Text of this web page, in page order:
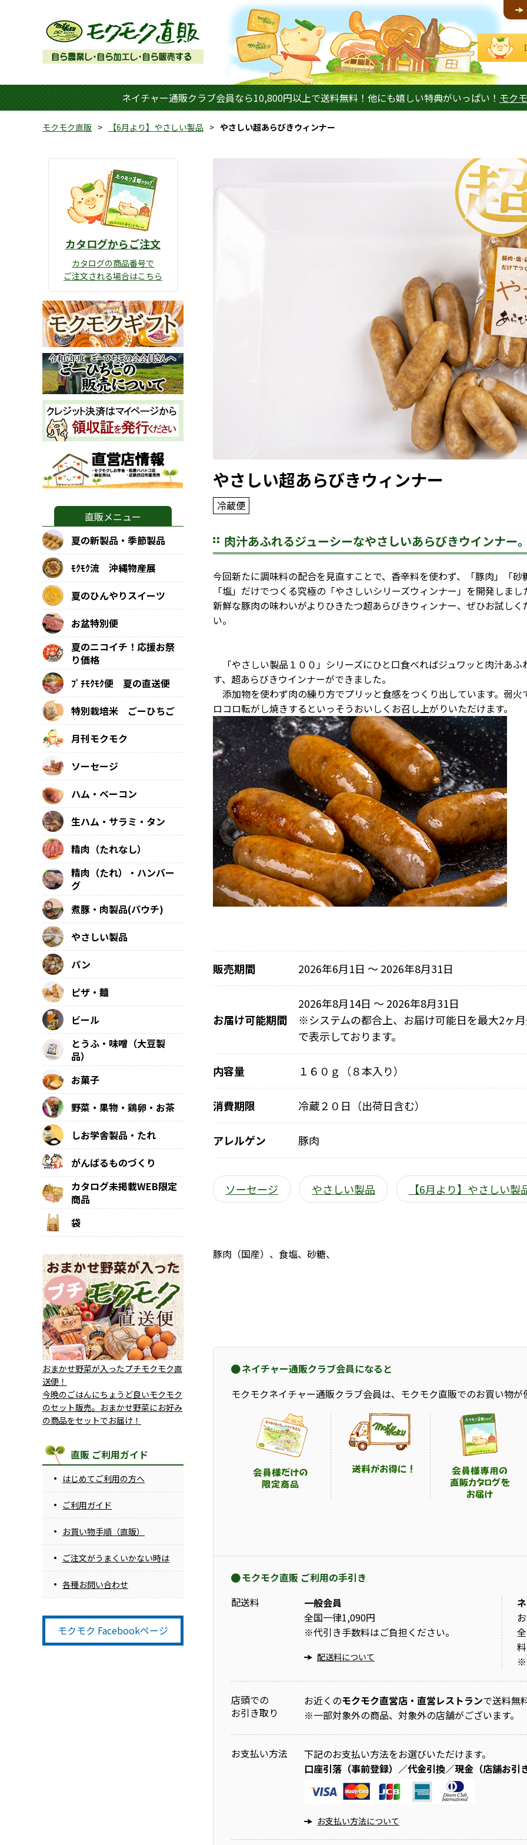
ネイチャー通販クラブ会員なら10,800円以上で送料無料！他にも嬉しい特典がいっぱい！ モク
モクモク直販 【6月より】やさしい製品 やさしい超あらびきウィンナー
やさしい超あらびきウィンナー
冷蔵便
肉汁あふれるジューシーなやさしいあらびきウインナー
今回新たに調味料の配合を見直すことで、香辛料を使わず、「豚肉」「砂
「塩」だけでつくる究極の「やさしいシリーズウィンナー」を開発しまし
新鮮な豚肉の味わいがよりひきたつ超あらびきウィンナー、ぜひお試しく
い。
「やさしい製品１００」シリーズにひと口食べればジュワッと肉汁あふ
す、超あらびきウインナーができました。
添加物を使わず肉の練り方でプリッと食感をつくり出しています。弱火
ロコロ転がし焼きするといっそうおいしくお召し上がりいただけます。
販売期間 2026年6月1日 〜 2026年8月31日
お届け可能期間
2026年8月14日 ～ 2026年8月31日
※システムの都合上、お届け可能日を最大2ヶ
で表示しております。
内容量 １６０ｇ（８本入り）
消費期限 冷蔵２０日（出荷日含む）
アレルゲン 豚肉
ソーセージ やさしい製品 【6月より】やさしい製
豚肉（国産）、食塩、砂糖、
カタログからご注文
カタログの商品番号で
ご注文される場合はこちら
直販メニュー
夏の新製品・季節製品
ﾓｸﾓｸ流 沖縄物産展
夏のひんやりスイーツ
お盆特別便
夏のニコイチ！応援お祭
り価格
ﾌﾟﾁﾓｸﾓｸ便 夏の直送便
特別栽培米 ごーひちご
月刊モクモク
ソーセージ
ハム・ベーコン
生ハム・サラミ・タン
精肉（たれなし）
精肉（たれ）・ハンバー
グ
煮豚・肉製品(パウチ)
やさしい製品
パン
ピザ・麺
ビール
とうふ・味噌（大豆製
品）
お菓子
野菜・果物・鶏卵・お茶
しお学舎製品・たれ
がんばるものづくり
カタログ未掲載WEB限定
商品
袋
おまかせ野菜が入ったプチモクモク直
送便！
今晩のごはんにちょうど良いモクモク
のセット販売。おまかせ野菜にお好み
の商品をセットでお届け！
直販 ご利用ガイド
はじめてご利用の方へ
ご利用ガイド
お買い物手順（直販）
ご注文がうまくいかない時は
各種お問い合わせ
モクモク Facebookページ
ネイチャー通販クラブ会員になると
モクモクネイチャー通販クラブ会員は、モクモク直販でのお買い物が
モクモク直販 ご利用の手引き
配送料
一般会員
全国一律1,090円
※代引き手数料はご負担ください。
配送料について
※
店頭での
お引き取り
お近くのモクモク直営店・直営レストランで送料無
※一部対象外の商品、対象外の店舗がございます。
お支払い方法
下記のお支払い方法をお選びいただけます。
口座引落（事前登録）／代金引換／現金（店舗お引
お支払い方法について